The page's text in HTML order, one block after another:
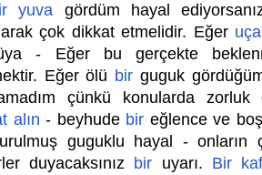
yuva gördüm hayal
çok dikkat etmelidir. Eğer
- Eğer bu gerçekte
Eğer ölü bir guguk
çünkü konularda
alın - beyhude bir eğlence ve
guguklu hayal - onların
duyacaksınız bir uyarı. Bir